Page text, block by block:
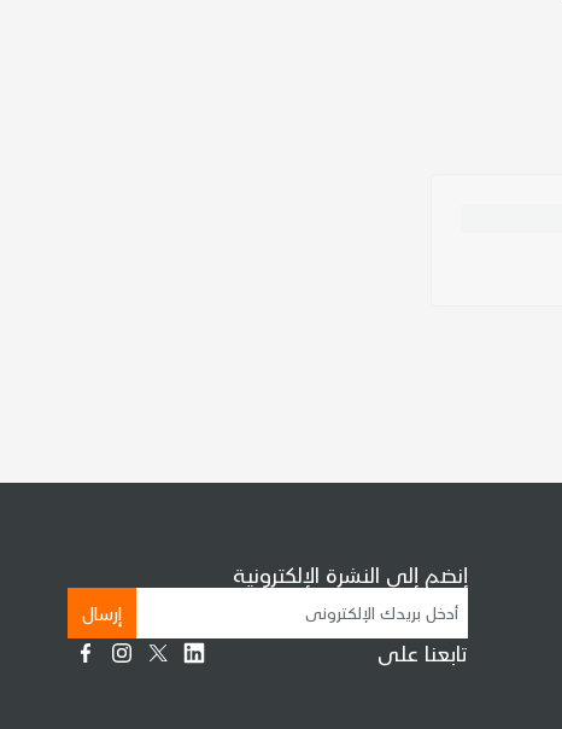
إنضم إلى النشرة الإلكترونية
إرسال
تابعنا على